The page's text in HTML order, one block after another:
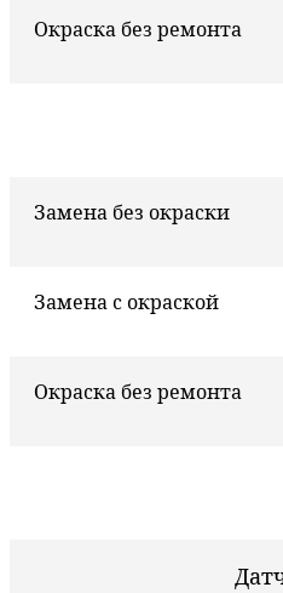
Окраска без ремонта
Замена без окраски
Замена с окраской
Окраска без ремонта